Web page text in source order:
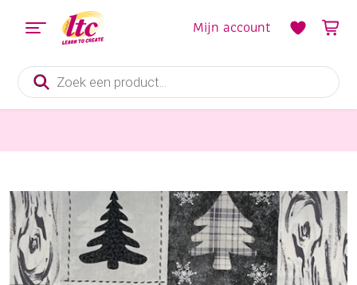
Producten
zoeken
Mijn account